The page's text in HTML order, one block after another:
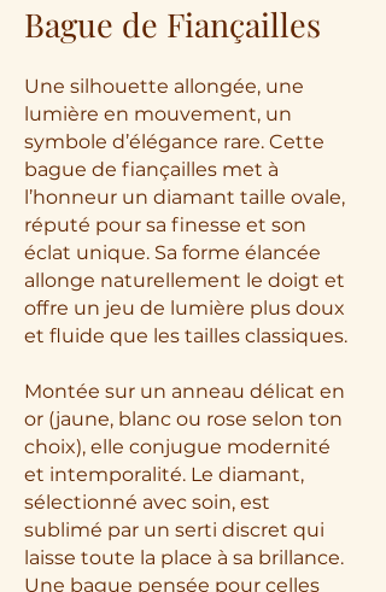
Bague de Fiançailles
Une silhouette allongée, une
lumière en mouvement, un
symbole d’élégance rare. Cette
bague de fiançailles met à
l’honneur un diamant taille ovale,
réputé pour sa finesse et son
éclat unique. Sa forme élancée
allonge naturellement le doigt et
offre un jeu de lumière plus doux
et fluide que les tailles classiques.
Montée sur un anneau délicat en
or (jaune, blanc ou rose selon ton
choix), elle conjugue modernité
et intemporalité. Le diamant,
sélectionné avec soin, est
sublimé par un serti discret qui
laisse toute la place à sa brillance.
Une bague pensée pour celles